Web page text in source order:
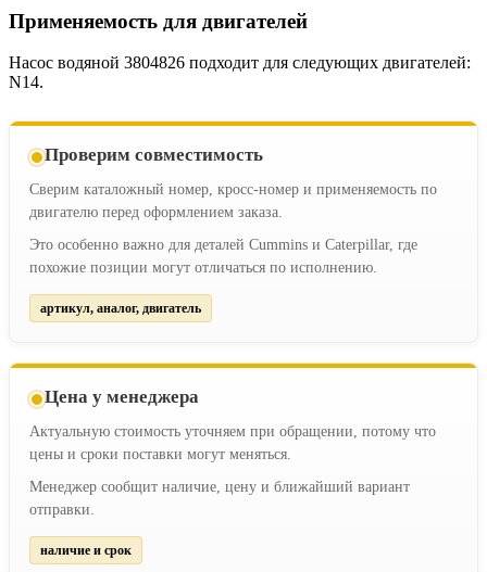
Применяемость для двигателей
Насос водяной 3804826 подходит для следующих двигателей:
N14.
Проверим совместимость
Сверим каталожный номер, кросс-номер и применяемость по
двигателю перед оформлением заказа.
Это особенно важно для деталей Cummins и Caterpillar, где
похожие позиции могут отличаться по исполнению.
артикул, аналог, двигатель
Цена у менеджера
Актуальную стоимость уточняем при обращении, потому что
цены и сроки поставки могут меняться.
Менеджер сообщит наличие, цену и ближайший вариант
отправки.
наличие и срок